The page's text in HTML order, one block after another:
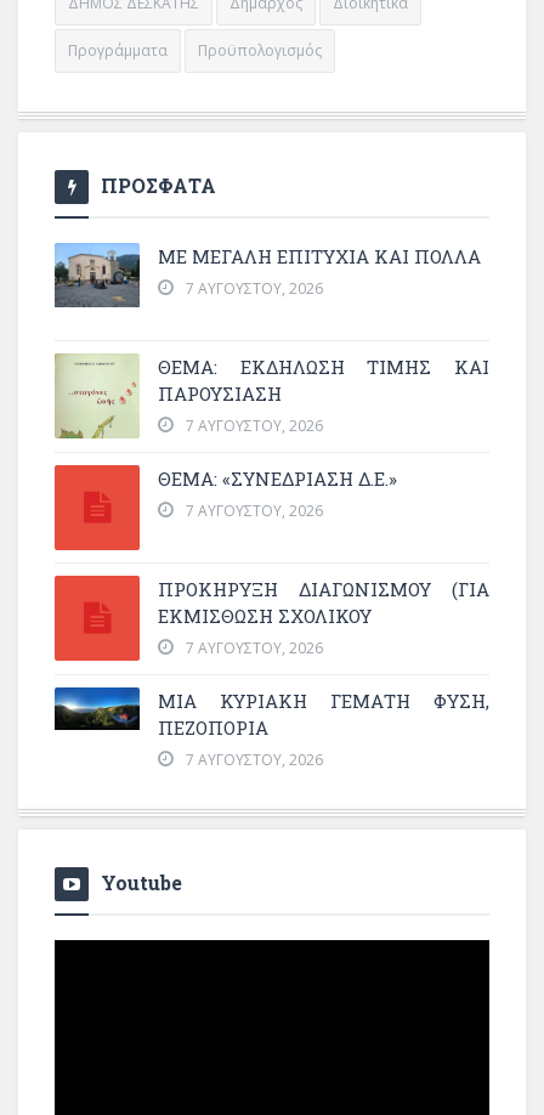
Προγράμματα Προϋπολογισμός
ΠΡΟΣΦΑΤΑ
ΜΕ ΜΕΓΆΛΗ ΕΠΙΤΥΧΊΑ ΚΑΙ ΠΟΛΛΆ
7 ΑΥΓΟΎΣΤΟΥ, 2026
ΘΈΜΑ: ΕΚΔΉΛΩΣΗ ΤΙΜΉΣ ΚΑΙ
ΠΑΡΟΥΣΊΑΣΗ
7 ΑΥΓΟΎΣΤΟΥ, 2026
ΘΕΜΑ: «ΣΥΝΕΔΡΊΑΣΗ Δ.Ε.»
7 ΑΥΓΟΎΣΤΟΥ, 2026
ΠΡΟΚΗΡΥΞΗ ΔΙΑΓΩΝΙΣΜΟΥ (ΓΙΑ
ΕΚΜΊΣΘΩΣΗ ΣΧΟΛΙΚΟΎ
7 ΑΥΓΟΎΣΤΟΥ, 2026
ΜΙΑ ΚΥΡΙΑΚΉ ΓΕΜΆΤΗ ΦΎΣΗ,
ΠΕΖΟΠΟΡΊΑ
7 ΑΥΓΟΎΣΤΟΥ, 2026
Youtube